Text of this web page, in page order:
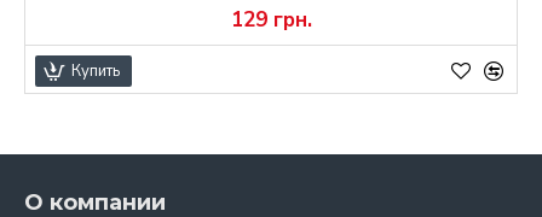
129 грн.
Купить
О компании